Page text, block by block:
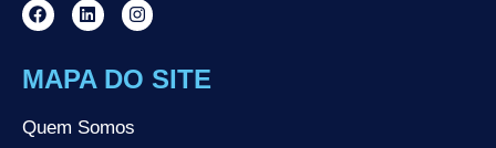
MAPA DO SITE
Quem Somos